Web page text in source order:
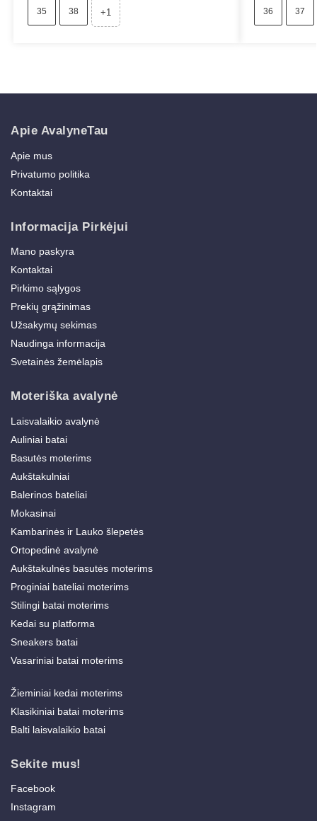
35 38 +1 36 37
Apie AvalyneTau
Apie mus
Privatumo politika
Kontaktai
Informacija Pirkėjui
Mano paskyra
Kontaktai
Pirkimo sąlygos
Prekių grąžinimas
Užsakymų sekimas
Naudinga informacija
Svetainės žemėlapis
Moteriška avalynė
Laisvalaikio avalynė
Auliniai batai
Basutės moterims
Aukštakulniai
Balerinos bateliai
Mokasinai
Kambarinės ir Lauko šlepetės
Ortopedinė avalynė
Aukštakulnės basutės moterims
Proginiai bateliai moterims
Stilingi batai moterims
Kedai su platforma
Sneakers batai
Vasariniai batai moterims
Žieminiai kedai moterims
Klasikiniai batai moterims
Balti laisvalaikio batai
Sekite mus!
Facebook
Instagram